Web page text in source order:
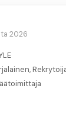
2026